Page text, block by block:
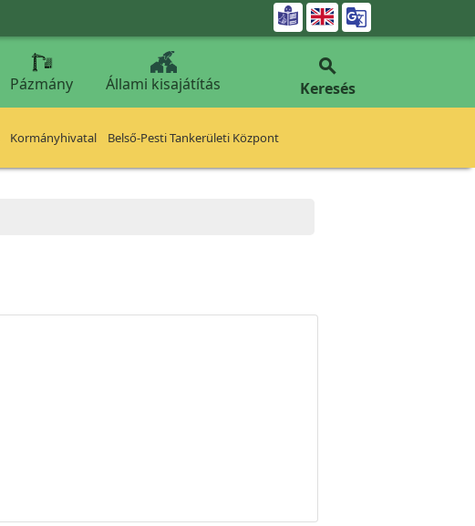

Pázmány Állami kisajátítás

Keresés
Kormányhivatal Belső-Pesti Tankerületi Központ